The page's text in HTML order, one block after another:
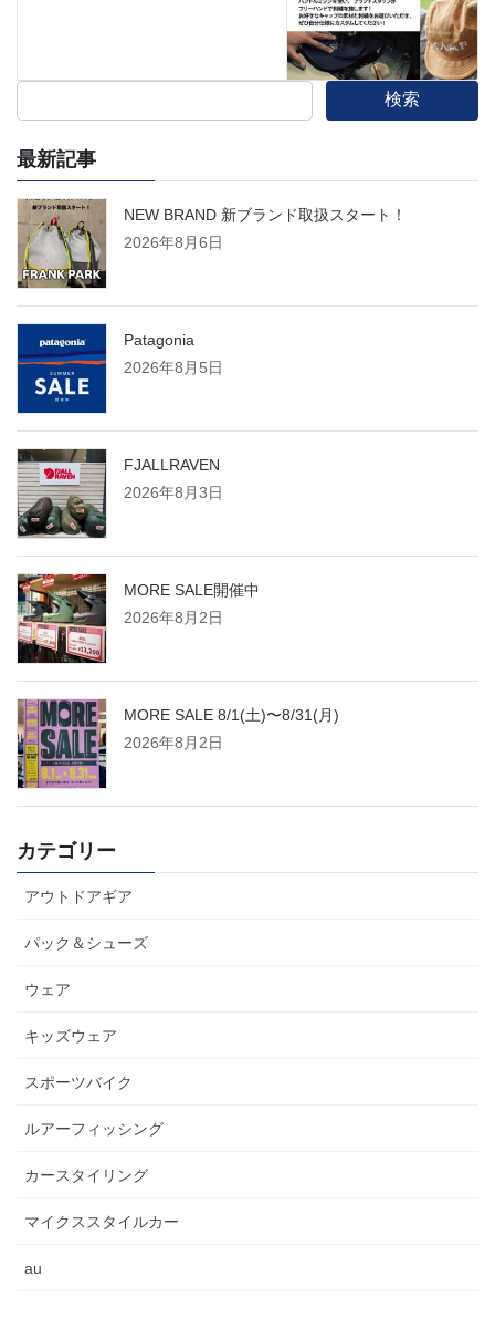
検索
最新記事
NEW BRAND 新ブランド取扱スタート！
2026年8月6日
Patagonia
2026年8月5日
FJALLRAVEN
2026年8月3日
MORE SALE開催中
2026年8月2日
MORE SALE 8/1(土)〜8/31(月)
2026年8月2日
カテゴリー
アウトドアギア
パック＆シューズ
ウェア
キッズウェア
スポーツバイク
ルアーフィッシング
カースタイリング
マイクススタイルカー
au